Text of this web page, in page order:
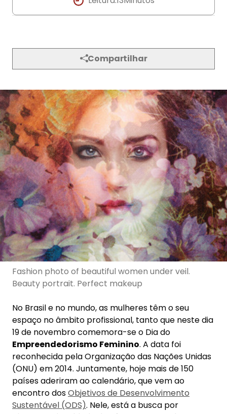
Compartilhar
Fashion photo of beautiful women under veil.
Beauty portrait. Perfect makeup
No Brasil e no mundo, as mulheres têm o seu
espaço no âmbito profissional, tanto que neste dia
19 de novembro comemora-se o Dia do
Empreendedorismo Feminino. A data foi
reconhecida pela Organização das Nações Unidas
(ONU) em 2014. Juntamente, hoje mais de 150
países aderiram ao calendário, que vem ao
encontro dosObjetivos de Desenvolvimento
Sustentável (ODS). Nele, está a busca por